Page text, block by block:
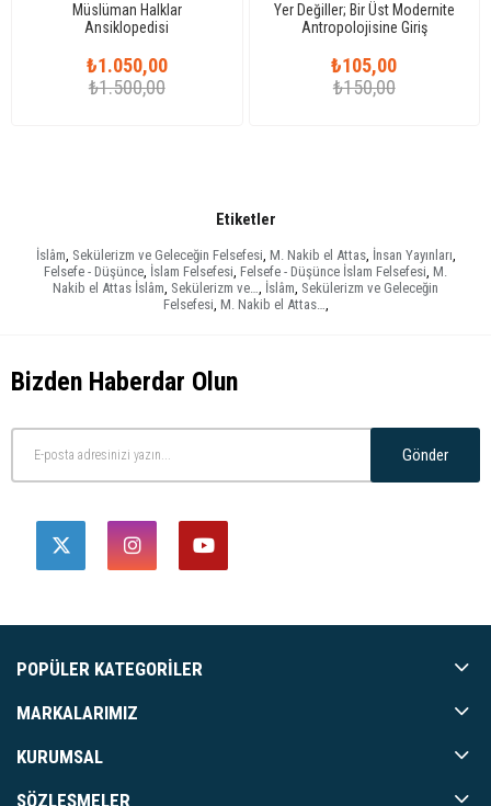
Müslüman Halklar
Ansiklopedisi
₺1.050,00
₺1.500,00
Yer Değiller; Bir Üst Modernite
Antropolojisine Giriş
₺105,00
₺150,00
Etiketler
İslâm, Sekülerizm ve Geleceğin Felsefesi, M. Nakib el Attas, İnsan Yayınları,
Felsefe - Düşünce, İslam Felsefesi, Felsefe - Düşünce İslam Felsefesi, M.
Nakib el Attas İslâm, Sekülerizm ve…, İslâm, Sekülerizm ve Geleceğin
Felsefesi, M. Nakib el Attas…,
Bizden Haberdar Olun
Gönder
POPÜLER KATEGORILER
MARKALARIMIZ
KURUMSAL
SÖZLEŞMELER